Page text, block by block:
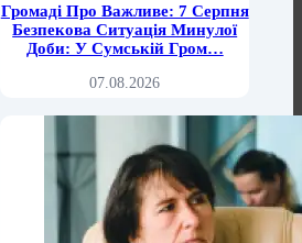
Громаді Про Важливе: 7 Серпня
Безпекова Ситуація Минулої
Доби: У Сумській Гром…
07.08.2026